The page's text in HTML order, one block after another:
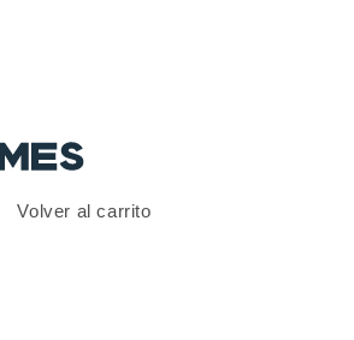
Volver al carrito